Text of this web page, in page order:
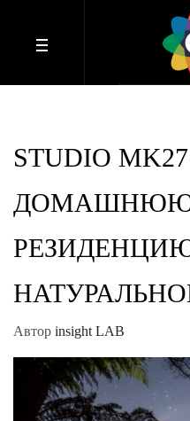
STUDIO
Автор insight LAB